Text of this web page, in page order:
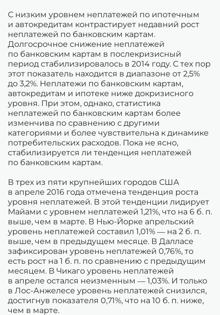
С низким уровнем неплатежей по ипотечным
и автокредитам контрастирует недавний рост
неплатежей по банковским картам.
Долгосрочное снижение неплатежей
по банковским картам в послекризисный
период стабилизировалось в 2014 году. С тех пор
этот показатель находится в диапазоне от 2,5%
до 3,2%. Неплатежи по банковским картам,
автокредитам и ипотеке ниже докризисного
уровня. При этом, однако, статистика
неплатежей по банковским картам более
изменчива по сравнению с другими
категориями и более чувствительна к динамике
потребительских расходов. Пока не ясно,
стабилизируется ли тенденция неплатежей
по банковским картам.
В трех из пяти крупнейших городов США
в апреле 2016 года отмечена тенденция роста
уровня неплатежей. В этой тенденции лидирует
Майами с уровнем неплатежей 1,21%, что на 6 б. п.
выше, чем в марте. В Нью-Йорке апрельский
уровень неплатежей составил 1,01% — на 2 б. п.
выше, чем в предыдущем месяце. В Далласе
зафиксирован уровень неплатежей 0,76%, то
есть рост на 1 б. п. по сравнению с предыдущим
месяцем. В Чикаго уровень неплатежей
в апреле остался неизменным — 1,03%. И только
в Лос-Анжелесе уровень неплатежей снизился,
достигнув показателя 0,71%, что на 10 б. п. ниже,
чем в марте.